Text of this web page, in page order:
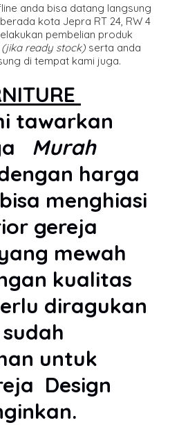
anda bisa datang langsung
kota Jepra RT 24, RW 4
pembelian produk
(jika ready stock) serta anda
di tempat kami juga.
tawarkan
Murah
harga
menghiasi
gereja
mewah
kualitas
diragukan
untuk
Design